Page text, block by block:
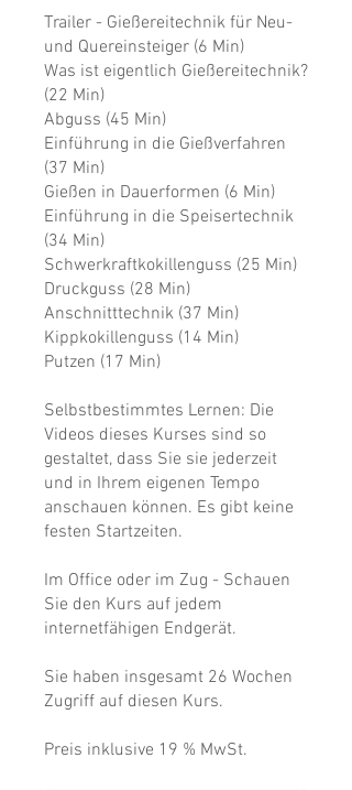
Trailer - Gießereitechnik für Neu-
und Quereinsteiger (6 Min)
Was ist eigentlich Gießereitechnik?
(22 Min)
Abguss (45 Min)
Einführung in die Gießverfahren
(37 Min)
Gießen in Dauerformen (6 Min)
Einführung in die Speisertechnik
(34 Min)
Schwerkraftkokillenguss (25 Min)
Druckguss (28 Min)
Anschnitttechnik (37 Min)
Kippkokillenguss (14 Min)
Putzen (17 Min)
Selbstbestimmtes Lernen: Die
Videos dieses Kurses sind so
gestaltet, dass Sie sie jederzeit
und in Ihrem eigenen Tempo
anschauen können. Es gibt keine
festen Startzeiten.
Im Office oder im Zug - Schauen
Sie den Kurs auf jedem
internetfähigen Endgerät.
Sie haben insgesamt 26 Wochen
Zugriff auf diesen Kurs.
Preis inklusive 19 % MwSt.